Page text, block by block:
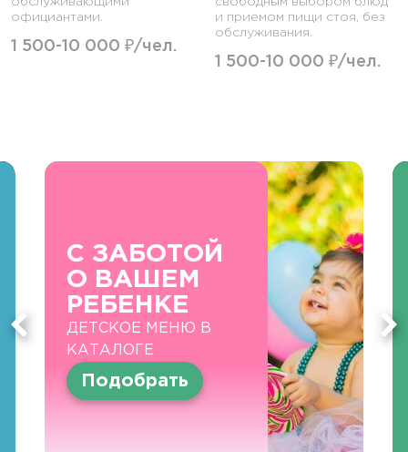
официантами.
1 500-10 000 ₽/чел.
и приемом пищи стоя, без
обслуживания.
1 500-10 000 ₽/чел.
С ЗАБОТОЙ
О ВАШЕМ
РЕБЕНКЕ
ДЕТСКОЕ МЕНЮ В
КАТАЛОГЕ
Подобрать